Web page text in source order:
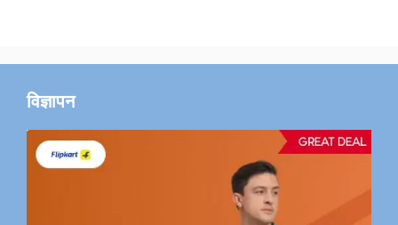
विज्ञापन